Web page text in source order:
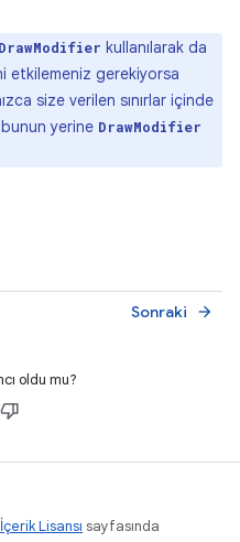
DrawModifier kullanılarak da
etkilemeniz gerekiyorsa
size verilen sınırlar içinde
yerine DrawModifier
Sonraki arrow_forward
oldu mu?
İçerik Lisansı sayfasında